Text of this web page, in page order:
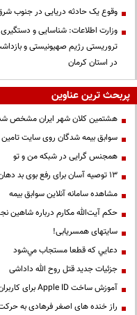
وقوع یک حادثه دریایی در جنوب
در استان کرمان
پربحث ترین عناوین
هشتمین کلان شهر ایران مشخص
سوابق بیمه شدگان روی سایت تامین
همجنس گرایی در شبکه من و تو
13 توصیه آسان برای رفع بوی بد دهان
مشاهده سامانه آنلاين سوابق بیمه
حكم آيت‌الله مكارم درباره شاهين
سایتهای همسریابی!
دعايي كه قطعا مستجاب مي‌شود
جزئیات جدید قتل روح الله داداشی
آموزش ساخت Apple ID برای کاربران ایرانی
راز خنده های اصغر فرهادی به